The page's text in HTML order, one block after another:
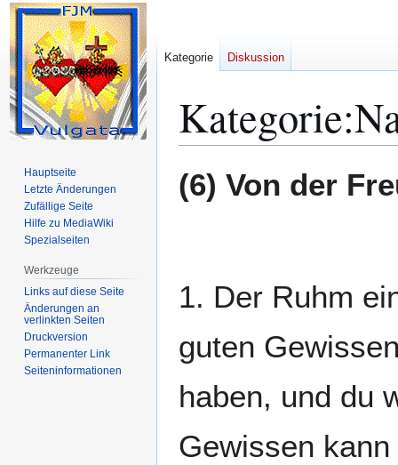
Kategorie:
Navigation
Suche
(6) Von der
1. Der Ruhm
guten
haben, und du
Gewissen
Kategorie Diskussion
Hauptseite
Letzte Änderungen
Zufällige Seite
Hilfe zu MediaWiki
Spezialseiten
Werkzeuge
Links auf diese Seite
Änderungen an
verlinkten Seiten
Druckversion
Permanenter Link
Seiten­­informationen